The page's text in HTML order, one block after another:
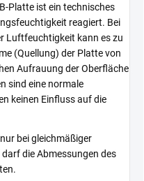
Platte ist ein technisches
reagiert. Bei
Luftfeuchtigkeit kann es zu
(Quellung) der Platte von
Aufrauung der Oberfläche
sind eine normale
keinen Einfluss auf die
bei gleichmäßiger
die Abmessungen des